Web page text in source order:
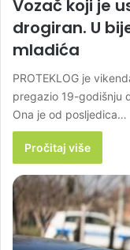
Vozač koji je
drogiran. U
mladića
PROTEKLOG je
pregazio 19-godišnju
Ona je od posljedica…
Pročitaj više